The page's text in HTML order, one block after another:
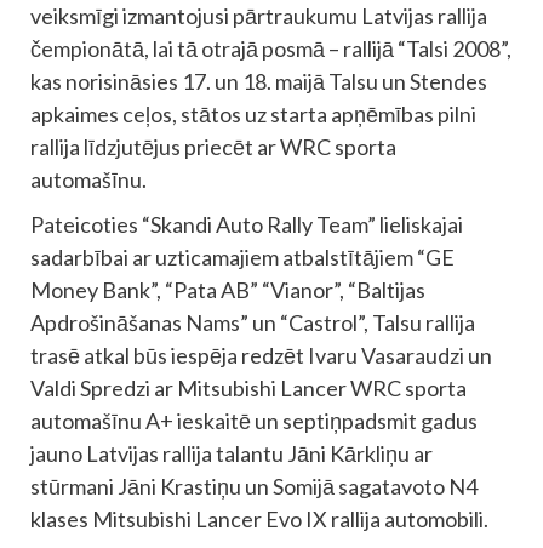
veiksmīgi izmantojusi pārtraukumu Latvijas rallija
čempionātā, lai tā otrajā posmā – rallijā “Talsi 2008”,
kas norisināsies 17. un 18. maijā Talsu un Stendes
apkaimes ceļos, stātos uz starta apņēmības pilni
rallija līdzjutējus priecēt ar WRC sporta
automašīnu.
Pateicoties “Skandi Auto Rally Team” lieliskajai
sadarbībai ar uzticamajiem atbalstītājiem “GE
Money Bank”, “Pata AB” “Vianor”, “Baltijas
Apdrošināšanas Nams” un “Castrol”, Talsu rallija
trasē atkal būs iespēja redzēt Ivaru Vasaraudzi un
Valdi Spredzi ar Mitsubishi Lancer WRC sporta
automašīnu A+ ieskaitē un septiņpadsmit gadus
jauno Latvijas rallija talantu Jāni Kārkliņu ar
stūrmani Jāni Krastiņu un Somijā sagatavoto N4
klases Mitsubishi Lancer Evo IX rallija automobili.